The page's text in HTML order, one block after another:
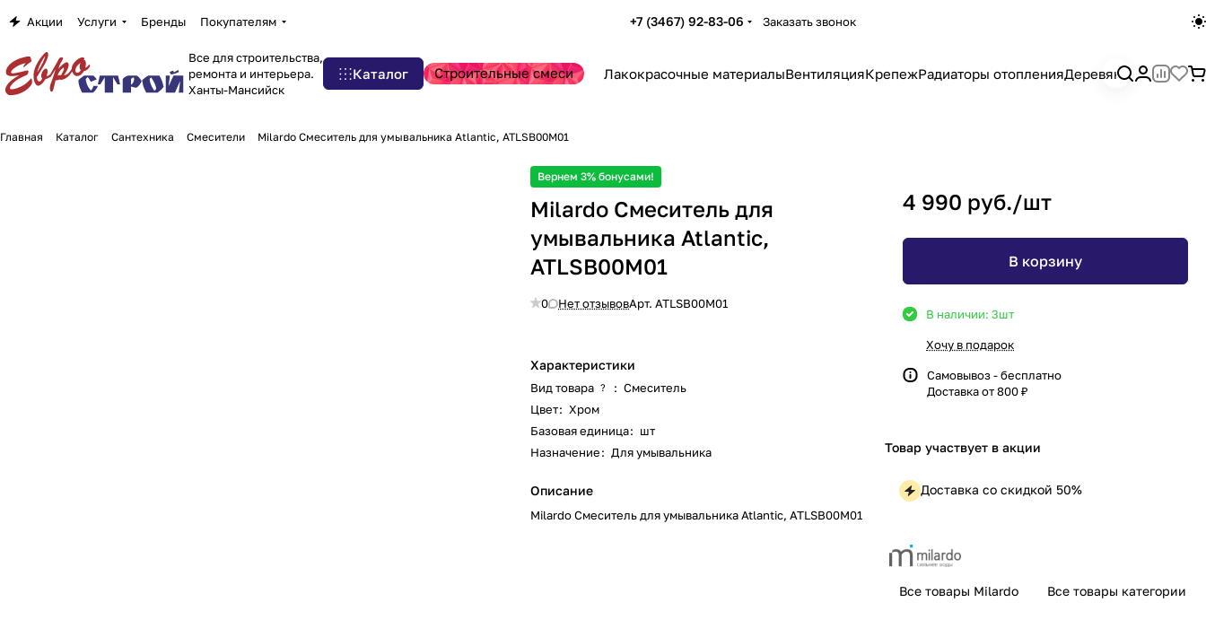
Акции Услуги Бренды Покупателям +7 (3467) 92-83-06 Заказать звонок
Все для строительства,
ремонта и интерьера.
Ханты-Мансийск
Каталог Строительные смеси Лакокрасочные материалыВентиляцияКрепежРадиаторы отопленияДеревянный
Главная Каталог Сантехника Смесители Milardo Смеситель для умывальника Atlantic, ATLSB00M01
Вернем 3% бонусами!
Milardo Смеситель для
умывальника Atlantic,
ATLSB00M01
0 Нет отзывовАрт.ATLSB00M01
Характеристики
Вид товара ? : Смеситель
Цвет: Хром
Базовая единица: шт
Назначение: Для умывальника
Описание
Milardo Смеситель для умывальника Atlantic, ATLSB00M01
4 990 руб./шт
В корзину
В наличии: 3шт
Хочу в подарок
Самовывоз - бесплатно
Доставка от 800 ₽
Товар участвует в акции
Доставка со скидкой 50%
Все товары Milardo Все товары категории